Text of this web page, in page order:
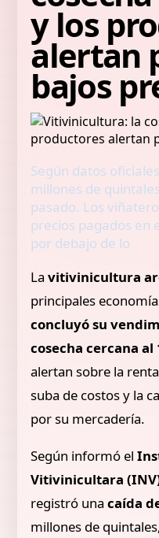
y los
alertan
bajos
Según datos
millones de
pasado. Los
precios pagados en
por debajo de lo
La vitivinicultura
principales
concluyó su
cosecha cercana al
alertan sobre la
suba de costos y la
por su mercadería.
Según informó el
Vitivinicultara
registró unacaída
millones de